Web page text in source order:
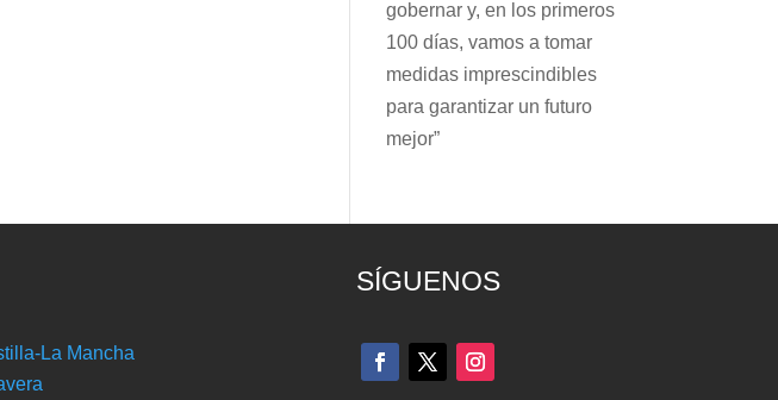
gobernar y, en los primeros
100 días, vamos a tomar
medidas imprescindibles
para garantizar un futuro
mejor”
La Mancha
SÍGUENOS